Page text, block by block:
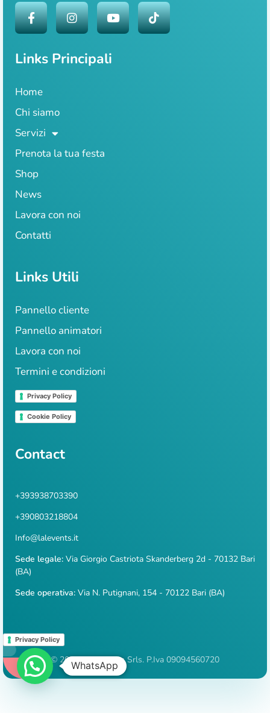
Links Principali
Home
Chi siamo
Servizi
Prenota la tua festa
Shop
News
Lavora con noi
Contatti
Links Utili
Pannello cliente
Pannello animatori
Lavora con noi
Termini e condizioni
Privacy Policy
Cookie Policy
Contact
+393938703390
+390803218804
Info@lalevents.it
Sede legale: Via Giorgio Castriota Skanderberg 2d - 70132 Bari
(BA)
Sede operativa: Via N. Putignani, 154 - 70122 Bari (BA)
Privacy Policy
© 2026 Lale Events Srls. P.Iva 09094560720
WhatsApp